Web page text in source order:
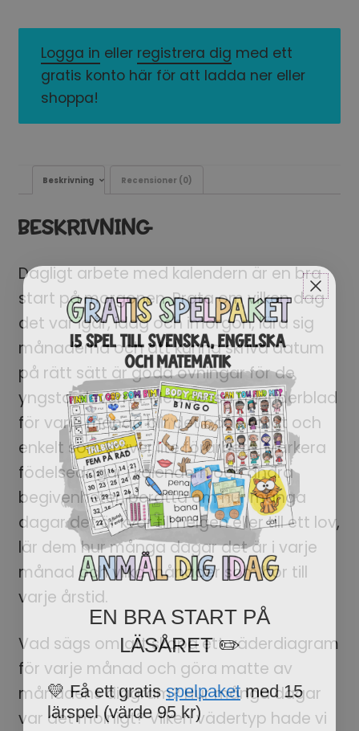
Logga in eller registrera dig med ett
gratis konto här för att ladda ner eller
shoppa!
Beskrivning Recensioner (0)
BESKRIVNING
Dagligt arbete med kalendern är en bra
start på morgonen. Prata om vilken dag
det var igår, idag och imorgon, lära sig
månaderna och att kunna skriva datum
på rätt sätt är goda övningar för de
yngsta eleverna. Med dessa kalenderblad
för varje månad blir det både roligt och
enkelt som kräver lite förarbete. Markera
födelsedagar i kalendern och andra
begivenheter, berätta om hur många
dagar det är kvar till helgen eller till ett lov,
lär dem hur många dagar det är i varje
månad och vilka månader som hör till
varje årstid.
Vad sägs om att skapa ett väderdiagram
för varje månad och göra matte av
månadens diagram? Hur många dagar
var det molnigt? Vilken vädertyp hade vi
EN BRA START PÅ
LÄSÅRET ✏️
💛 Få ett gratisspelpaketmed 15
lärspel (värde 95 kr)